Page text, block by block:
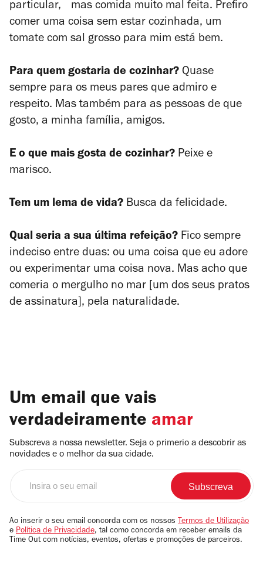
particular, mas comida muito mal feita. Prefiro
comer uma coisa sem estar cozinhada, um
tomate com sal grosso para mim está bem.
Para quem gostaria de cozinhar? Quase
sempre para os meus pares que admiro e
respeito. Mas também para as pessoas de que
gosto, a minha família, amigos.
E o que mais gosta de cozinhar? Peixe e
marisco.
Tem um lema de vida? Busca da felicidade.
Qual seria a sua última refeição? Fico sempre
indeciso entre duas: ou uma coisa que eu adore
ou experimentar uma coisa nova. Mas acho que
comeria o mergulho no mar [um dos seus pratos
de assinatura], pela naturalidade.
Um email que vais
verdadeiramente amar
Subscreva a nossa newsletter. Seja o primerio a descobrir as
novidades e o melhor da sua cidade.
email
Ao inserir o seu email concorda com os nossos Termos de Utilização
e Política de Privacidade, tal como concorda em receber emails da
Time Out com notícias, eventos, ofertas e promoções de parceiros.